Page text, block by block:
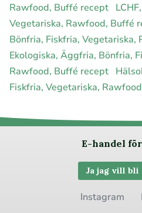
Rawfood, Buffé recept
Vegetariska, Rawfood, Buffé
Bönfria, Fiskfria,
Ekologiska, Äggfria, Bönfria,
Rawfood, Buffé recept
Fiskfria, Vegetariska,
E-handel
Ja jag vill bli
Instagram